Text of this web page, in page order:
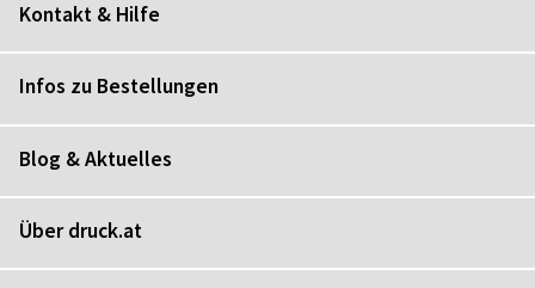
Kontakt & Hilfe
Infos zu Bestellungen
Blog & Aktuelles
Über druck.at